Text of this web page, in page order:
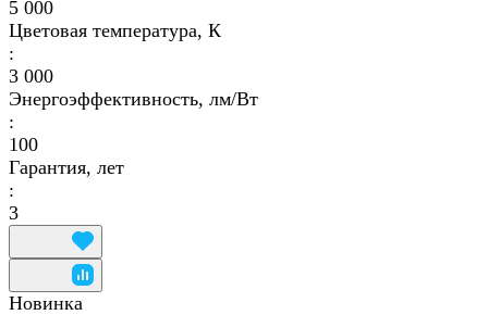
5 000
Цветовая температура, К
:
3 000
Энергоэффективность, лм/Вт
:
100
Гарантия, лет
:
3
Новинка